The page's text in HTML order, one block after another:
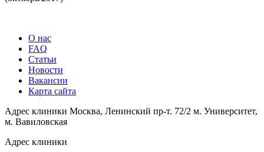
О нас
FAQ
Статьи
Новости
Вакансии
Карта сайта
Адрес клиники Москва, Ленинский пр-т. 72/2 м. Университет,
м. Вавиловская
Адрес клиники